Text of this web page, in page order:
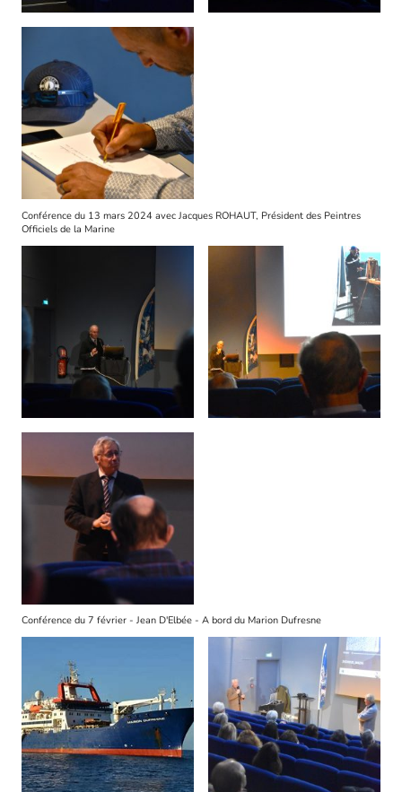
Conférence du 13 mars 2024 avec Jacques ROHAUT, Président des Peintres
Officiels de la Marine
Conférence du 7 février - Jean D'Elbée - A bord du Marion Dufresne